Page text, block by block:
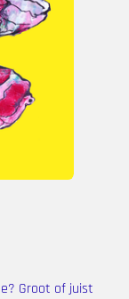
Groot of juist